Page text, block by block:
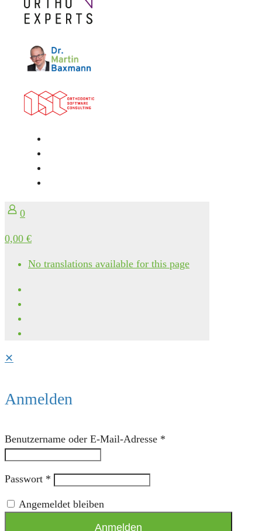
0
0,00 €
No translations available for this page
✕
Anmelden
Benutzername oder E-Mail-Adresse *
Passwort *
Angemeldet bleiben
Anmelden